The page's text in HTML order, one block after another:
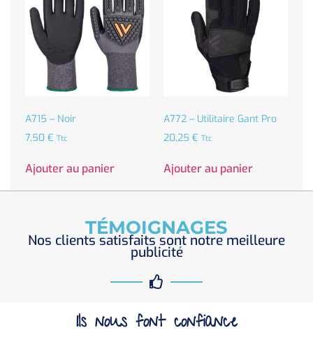
A715 – Noir
7,50 € Ttc
Ajouter au panier
A772 – Utilitaire Gant Pro
20,25 € Ttc
Ajouter au panier
TÉMOIGNAGES
Nos clients satisfaits sont notre meilleure
publicité
Ils nous font confiance